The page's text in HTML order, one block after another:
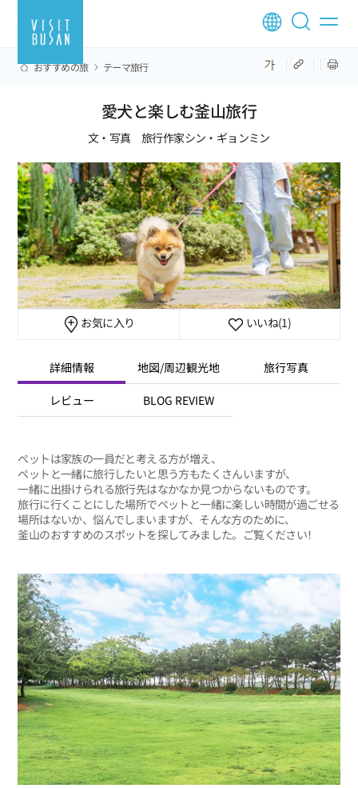
おすすめの旅 テーマ旅行
愛犬と楽しむ釜山旅行
文・写真 旅行作家シン・ギョンミン
お気に入り いいね(1)
詳細情報 地図/周辺観光地 旅行写真
レビュー BLOG REVIEW
ペットは家族の一員だと考える方が増え、
ペットと一緒に旅行したいと思う方もたくさんいますが、
一緒に出掛けられる旅行先はなかなか見つからないものです。
旅行に行くことにした場所でペットと一緒に楽しい時間が過ごせる
場所はないか、悩んでしまいますが、そんな方のために、
釜山のおすすめのスポットを探してみました。ご覧ください！